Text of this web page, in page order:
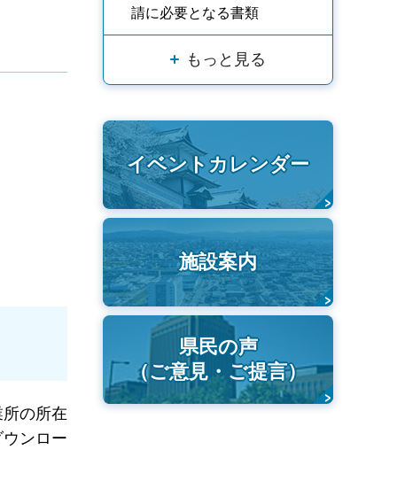
の所在
ンロー
請に必要となる書類
もっと見る
イベントカレンダー
施設案内
県民の声
（ご意見・ご提言）